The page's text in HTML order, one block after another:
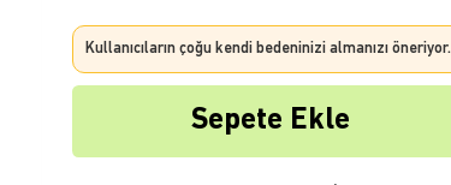
Kullanıcıların çoğu kendi bedeninizi almanızı öneriyor.